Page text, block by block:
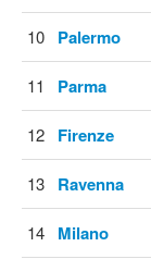
10 Palermo
11 Parma
12 Firenze
13 Ravenna
14 Milano